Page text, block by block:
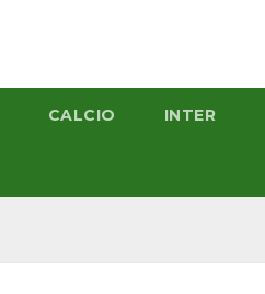
CALCIO INTER